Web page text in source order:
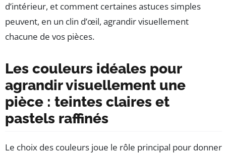
d’intérieur, et comment certaines astuces simples
peuvent, en un clin d’œil, agrandir visuellement
chacune de vos pièces.
Les couleurs idéales pour
agrandir visuellement une
pièce : teintes claires et
pastels raffinés
Le choix des couleurs joue le rôle principal pour donner